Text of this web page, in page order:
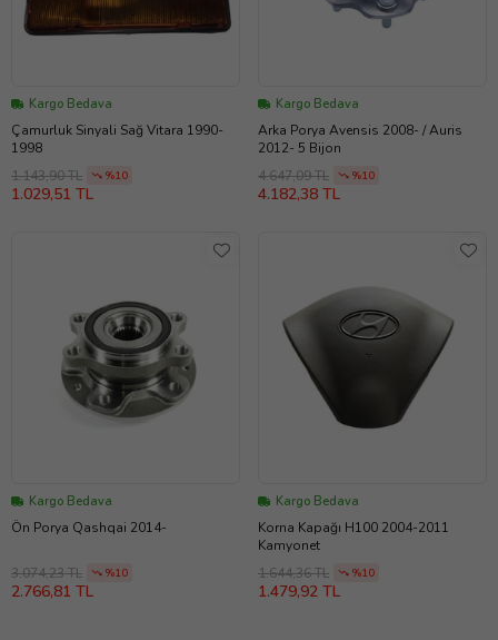
Kargo Bedava
Çamurluk Sinyali Sağ Vitara 1990-
1998
1.143,90 TL
%10
1.029,51 TL
Kargo Bedava
Arka Porya Avensis 2008- / Auris
2012- 5 Bijon
4.647,09 TL
%10
4.182,38 TL
Kargo Bedava
Ön Porya Qashqai 2014-
3.074,23 TL %10
2.766,81 TL
Kargo Bedava
Korna Kapağı H100 2004-2011
Kamyonet
1.644,36 TL
%10
1.479,92 TL